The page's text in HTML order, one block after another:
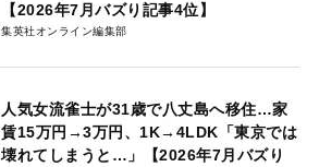
【2026年7月バズり記事4位】
集英社オンライン編集部
人気女流雀士が31歳で八丈島へ移住…家
賃15万円→3万円、1K→4LDK「東京では
壊れてしまうと…」【2026年7月バズり